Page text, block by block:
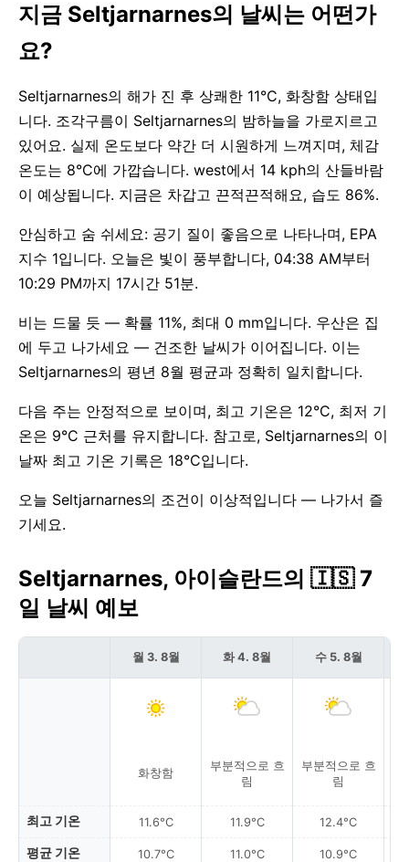
지금 Seltjarnarnes의 날씨는 어떤가
요?
Seltjarnarnes의 해가 진 후 상쾌한 11°C, 화창함 상태입
니다. 조각구름이 Seltjarnarnes의 밤하늘을 가로지르고
있어요. 실제 온도보다 약간 더 시원하게 느껴지며, 체감
온도는 8°C에 가깝습니다. west에서 14 kph의 산들바람
이 예상됩니다. 지금은 차갑고 끈적끈적해요, 습도 86%.
안심하고 숨 쉬세요: 공기 질이 좋음으로 나타나며, EPA
지수 1입니다. 오늘은 빛이 풍부합니다, 04:38 AM부터
10:29 PM까지 17시간 51분.
비는 드물 듯 — 확률 11%, 최대 0 mm입니다. 우산은 집
에 두고 나가세요 — 건조한 날씨가 이어집니다. 이는
Seltjarnarnes의 평년 8월 평균과 정확히 일치합니다.
다음 주는 안정적으로 보이며, 최고 기온은 12°C, 최저 기
온은 9°C 근처를 유지합니다. 참고로, Seltjarnarnes의 이
날짜 최고 기온 기록은 18°C입니다.
오늘 Seltjarnarnes의 조건이 이상적입니다 — 나가서 즐
기세요.
Seltjarnarnes, 아이슬란드의 🇮🇸 7
일 날씨 예보
최고 기온
평균 기온
월 3. 8월
화창함
11.6°C
10.7°C
화 4. 8월
부분적으로 흐
림
11.9°C
11.0°C
수 5. 8월
부분적으로 흐
림
12.4°C
10.9°C